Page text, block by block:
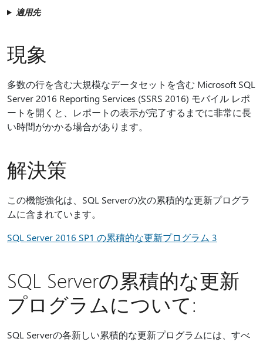
適用先
現象
多数の行を含む大規模なデータセットを含む Microsoft SQL
Server 2016 Reporting Services (SSRS 2016) モバイル レポ
ートを開くと、レポートの表示が完了するまでに非常に長
い時間がかかる場合があります。
解決策
この機能強化は、SQL Serverの次の累積的な更新プログラ
ムに含まれています。
SQL Server 2016 SP1 の累積的な更新プログラム 3
SQL Serverの累積的な更新
プログラムについて:
SQL Serverの各新しい累積的な更新プログラムには、すべ